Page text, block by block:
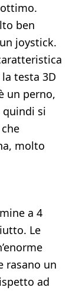
ben
joystick.
testa 3D
un perno,
quindi si
molto
a 4
Le
rasano un
ad